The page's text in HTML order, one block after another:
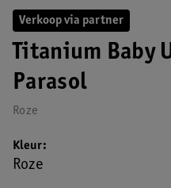
Verkoop via partner
Titanium Baby
Parasol
Roze
Kleur
Roze